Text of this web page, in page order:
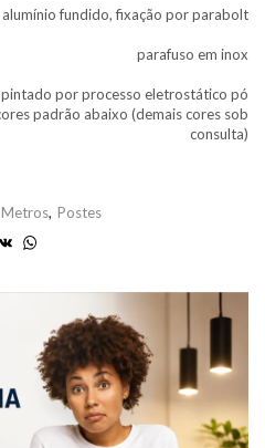
alumínio fundido, fixação por parabolt
parafuso em inox
por processo eletrostático pó
padrão abaixo (demais cores sob
consulta)
Metros, Postes